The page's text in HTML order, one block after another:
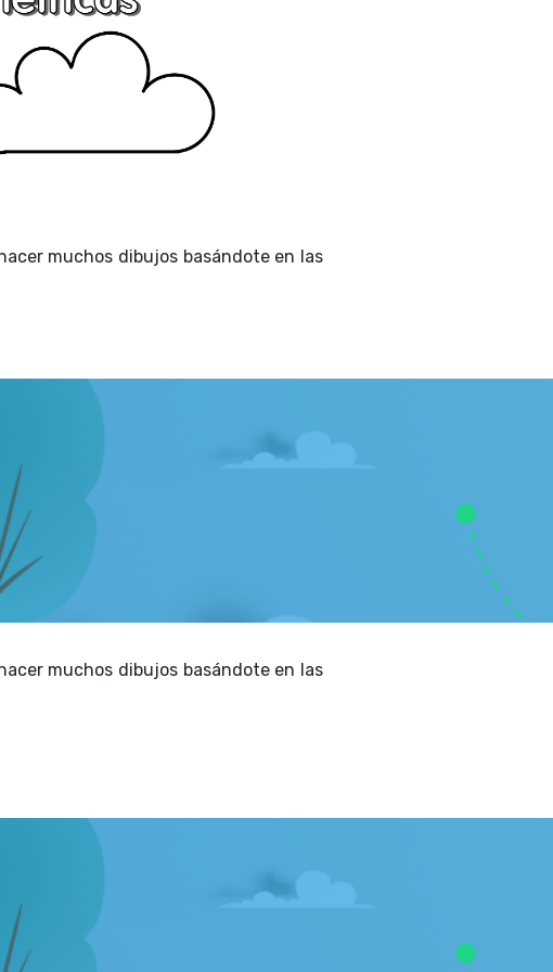
muchos dibujos basándote en las
muchos dibujos basándote en las